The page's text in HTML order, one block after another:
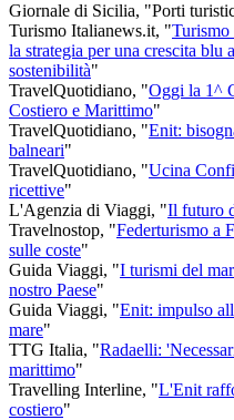
Giornale di Sicilia, "Porti
Turismo Italianews.it, "Turismo
la strategia per una crescita blu
sostenibilità"
TravelQuotidiano, "Oggi la 1^
Costiero e Marittimo"
TravelQuotidiano, "Enit:
balneari"
TravelQuotidiano, "Ucina
ricettive"
L'Agenzia di Viaggi, "Il futuro
Travelnostop, "Federturismo a
sulle coste"
Guida Viaggi, "I turismi del
nostro Paese"
Guida Viaggi, "Enit: impulso
mare"
TTG Italia, "Radaelli:
marittimo"
Travelling Interline, "L'Enit
costiero"